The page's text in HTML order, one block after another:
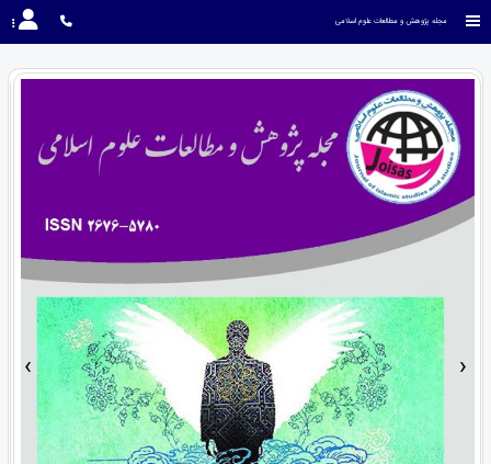
مجله پژوهش و مطالعات علوم اسلامی
› ‹